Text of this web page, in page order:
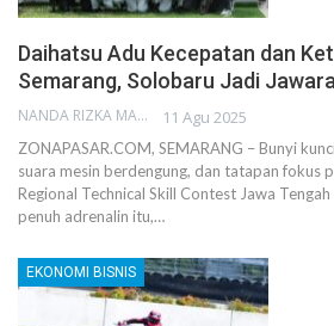
Daihatsu Adu Kecepatan dan
Semarang, Solobaru Jadi Jawara
NANDA RIZKA MAHENDRA 11 Agu 2025
ZONAPASAR.COM, SEMARANG – Bunyi
suara mesin berdengung, dan tatapan fokus
Regional Technical Skill Contest Jawa
penuh adrenalin itu,…
EKONOMI BISNIS